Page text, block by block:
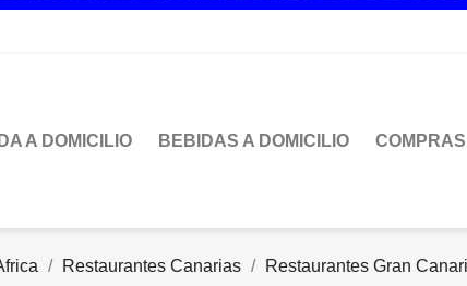
A DOMICILIO BEBIDAS A DOMICILIO
Restaurantes Canarias Restaurantes Gran